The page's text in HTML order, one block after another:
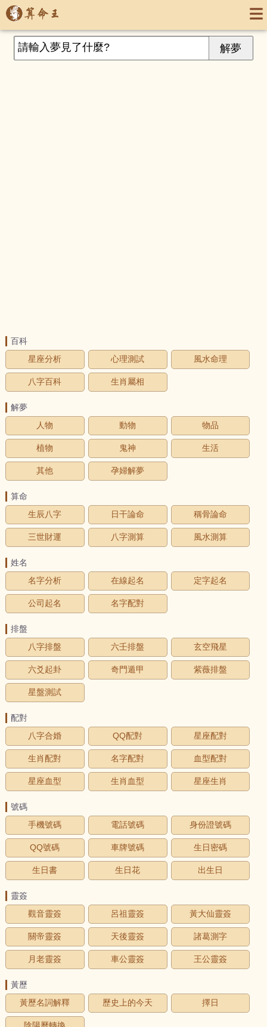
百科
星座分析
心理測試 風水命理
八字百科 生肖屬相
解夢
人物
動物 物品
植物 鬼神 生活
其他 孕婦解夢
算命
生辰八字
日干論命 稱骨論命
三世財運 八字測算 風水測算
姓名
名字分析
在線起名 定字起名
公司起名 名字配對
排盤
八字排盤
六壬排盤 玄空飛星
六爻起卦 奇門遁甲 紫薇排盤
星盤測試
配對
八字合婚
QQ配對 星座配對
生肖配對 名字配對 血型配對
星座血型 生肖血型 星座生肖
號碼
手機號碼
電話號碼 身份證號碼
QQ號碼 車牌號碼 生日密碼
生日書 生日花 出生日
靈簽
觀音靈簽
呂祖靈簽 黃大仙靈簽
關帝靈簽 天後靈簽 諸葛測字
月老靈簽 車公靈簽 王公靈簽
黃歷
黃歷名詞解釋
歷史上的今天 擇日